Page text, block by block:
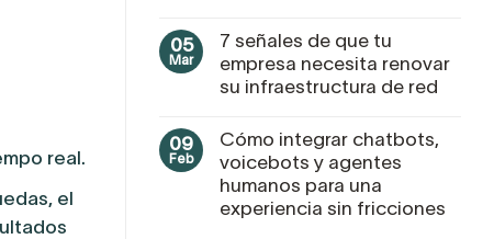
real.
el
05
Mar
7 señales de que tu
empresa necesita renovar
su infraestructura de red
09
Feb
Cómo integrar chatbots,
voicebots y agentes
humanos para una
experiencia sin fricciones